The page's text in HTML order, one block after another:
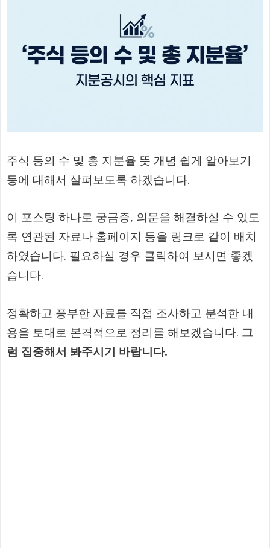
주식 등의 수 및 총 지분율 뜻 개념 쉽게 알아보기
등에 대해서 살펴보도록 하겠습니다.
이 포스팅 하나로 궁금증, 의문을 해결하실 수 있도
록 연관된 자료나 홈페이지 등을 링크로 같이 배치
하였습니다. 필요하실 경우 클릭하여 보시면 좋겠
습니다.
정확하고 풍부한 자료를 직접 조사하고 분석한 내
용을 토대로 본격적으로 정리를 해보겠습니다. 그
럼 집중해서 봐주시기 바랍니다.